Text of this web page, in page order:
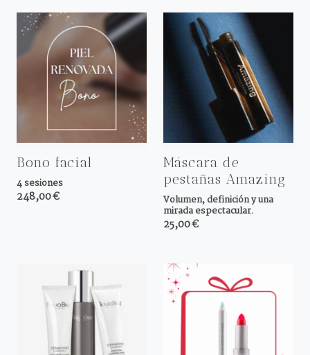
Bono facial
4 sesiones
248,00 €
Máscara de
pestañas Amazing
Volumen, definición y una
mirada espectacular.
25,00 €